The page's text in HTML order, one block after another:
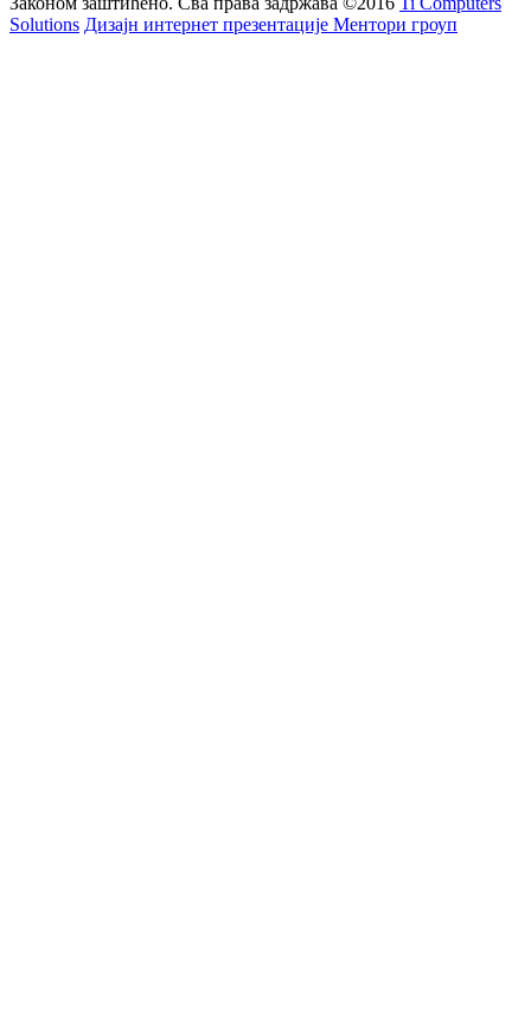
Solutions Дизајн интернет презентације Ментори гроуп